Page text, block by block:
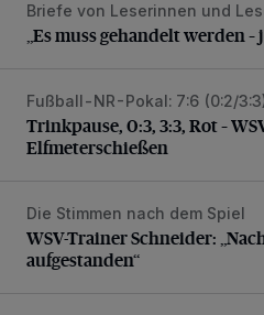
„Es muss gehandelt werden –
Briefe von Leserinnen und
„Es muss gehandelt werden –
Trinkpause, 0:3, 3:3, Rot –
Fußball-NR-Pokal: 7:6 (0:2/
Trinkpause, 0:3, 3:3, Rot –
Elfmeterschießen
WSV-Trainer Schneider:
Die Stimmen nach dem Spiel
WSV-Trainer Schneider:
aufgestanden“